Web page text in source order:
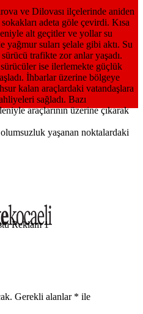
ve Dilovası ilçelerinde aniden
adeta göle çevirdi. Kısa
alt geçitler ve yollar su
yağmur suları şelale gibi aktı. Su
trafikte zor anlar yaşadı.
ise ilerlemekte güçlük
İhbarlar üzerine bölgeye
kalan araçlardaki vatandaşlara
sağladı. Bazı
araçlarının üzerine çıkarak
yaşanan noktalardaki
Gerekli alanlar * ile